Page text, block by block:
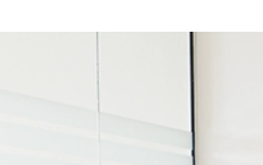
открывают
в Риге:
NJORD Law Firm
Израиля
ДЛЯ
КАРТЫ ЕВРОСОЮЗА В
С ПОЛУЧЕНИЕМ ВНЖ
специалистов
(СТАРТАП
глобальному альянсу